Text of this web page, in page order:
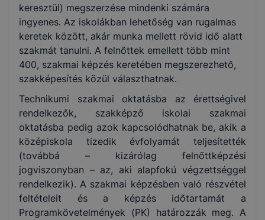
keresztül) megszerzése mindenki számára
ingyenes. Az iskolákban lehetőség van rugalmas
keretek között, akár munka mellett rövid idő alatt
szakmát tanulni. A felnőttek emellett több mint
400, szakmai képzés keretében megszerezhető,
szakképesítés közül választhatnak.
Technikumi szakmai oktatásba az érettségivel
rendelkezők, szakképző iskolai szakmai
oktatásba pedig azok kapcsolódhatnak be, akik a
középiskola tizedik évfolyamát teljesítették
(továbbá – kizárólag felnőttképzési
jogviszonyban – az, aki alapfokú végzettséggel
rendelkezik). A szakmai képzésben való részvétel
feltételeit és a képzés időtartamát a
Programkövetelmények (PK) határozzák meg. A